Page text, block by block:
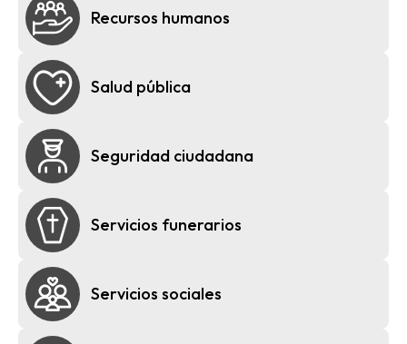
Recursos humanos
Salud pública
Seguridad ciudadana
Servicios funerarios
Servicios sociales